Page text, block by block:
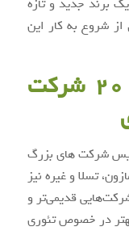
برند جدید و تازه
حالی که بیش از 34 سال از شروع به کار این
معرفی 20 شرکت
شرکت های بزرگ
تسلا و غیره نیز
قدیمی‌تر و
در خصوص تئوری